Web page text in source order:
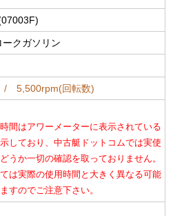
ークガソリン
5,500rpm(回転数)
間はアワーメーターに表示されている
しており、中古艇ドットコムでは実使
うか一切の確認を取っておりません。
は実際の使用時間と大きく異なる可能
すのでご注意下さい。